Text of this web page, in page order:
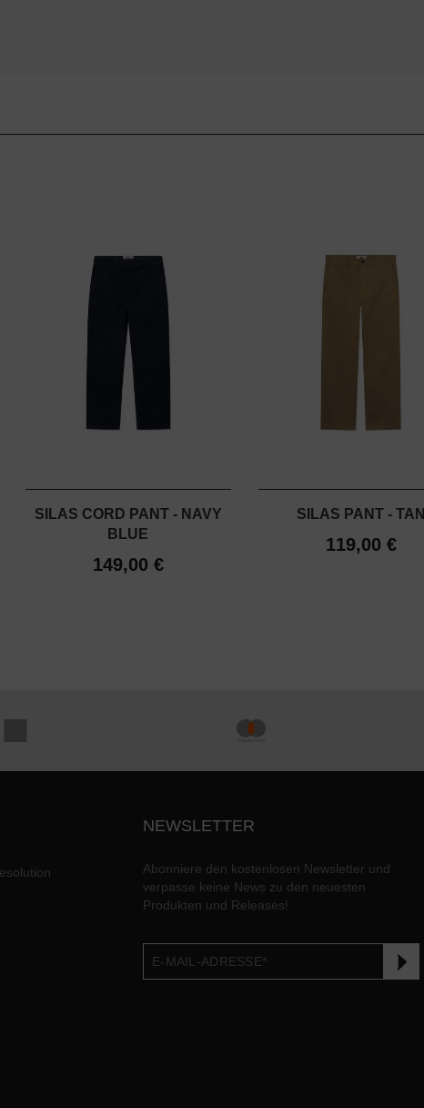
SILAS CORD PANT - NAVY
BLUE
149,00 €
SILAS PANT - TAN
119,00 €
NEWSLETTER
Abonniere den kostenlosen Newsletter und
verpasse keine News zu den neuesten
Produkten und Releases!